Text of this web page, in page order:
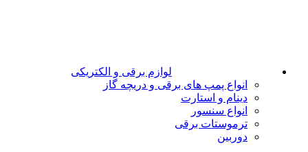
لوازم برقی و الکتریکی
انواع پمپ های برقی و دریچه گاز
دینام و استارت
انواع سنسور
ترموستات برقی
دوربین